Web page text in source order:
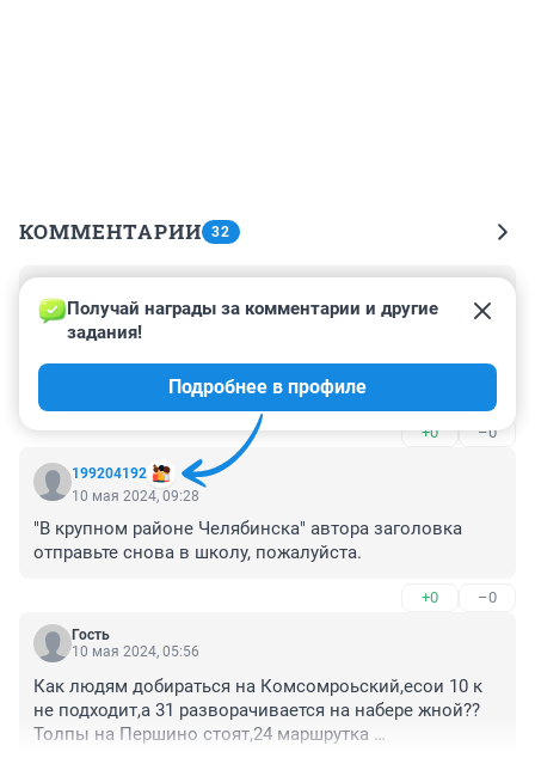
КОММЕНТАРИИ 32
31 мая 2024, 23:26
Все такие умные а вы знаете сколько стоит один
такой трамвай ? Что же вы жалуетесь что они скрипят
когда едут по нашим древним рельсам ? Задайте
вопрос почему вообще перед такой дорогой
покупкой не поменяли все ветки а пустили новые
трамваи а они не ходят вопрос к министру дорог
наших
+0 –0
199204192
Получай награды за комментарии и другие
задания!
Подробнее в профиле
10 мая 2024, 09:28
"В крупном районе Челябинска" автора заголовка
отправьте снова в школу, пожалуйста.
+0 –0
Гость
10 мая 2024, 05:56
Как людям добираться на Комсомроьский,есои 10 к
не подходит,а 31 разворачивается на набере жной??
Толпы на Першино стоят,24 маршрутка